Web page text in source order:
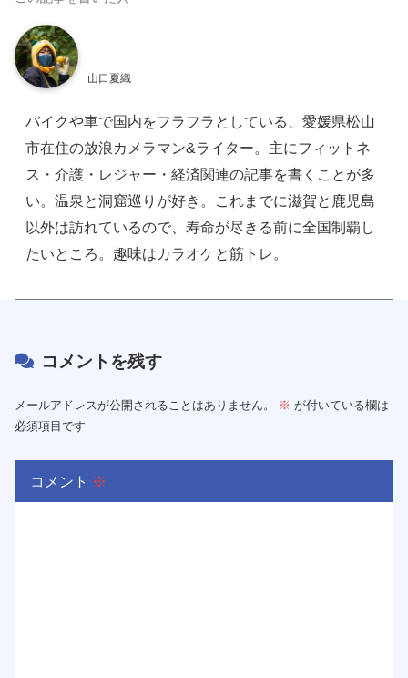
山口夏織
バイクや車で国内をフラフラとしている、愛媛県松山
市在住の放浪カメラマン&ライター。主にフィットネ
ス・介護・レジャー・経済関連の記事を書くことが多
い。温泉と洞窟巡りが好き。これまでに滋賀と鹿児島
以外は訪れているので、寿命が尽きる前に全国制覇し
たいところ。趣味はカラオケと筋トレ。
コメントを残す
メールアドレスが公開されることはありません。 ※ が付いている欄は
必須項目です
コメント ※